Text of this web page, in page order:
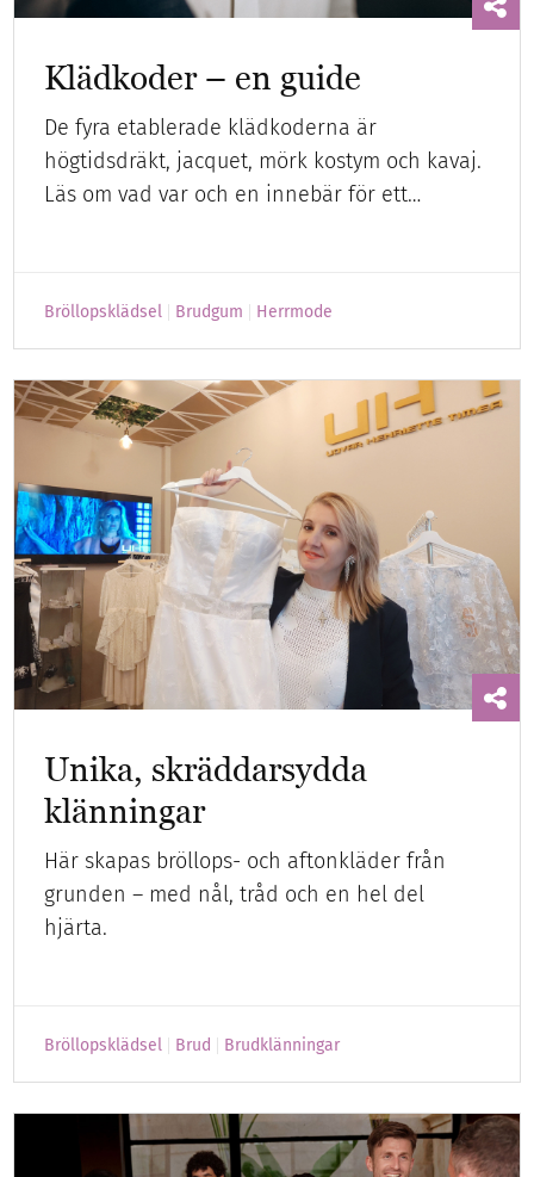
Klädkoder – en guide
De fyra etablerade klädkoderna är
högtidsdräkt, jacquet, mörk kostym och kavaj.
Läs om vad var och en innebär för ett…
Bröllopsklädsel Brudgum Herrmode
Unika, skräddarsydda
klänningar
Här skapas bröllops- och aftonkläder från
grunden – med nål, tråd och en hel del
hjärta.
Bröllopsklädsel Brud Brudklänningar